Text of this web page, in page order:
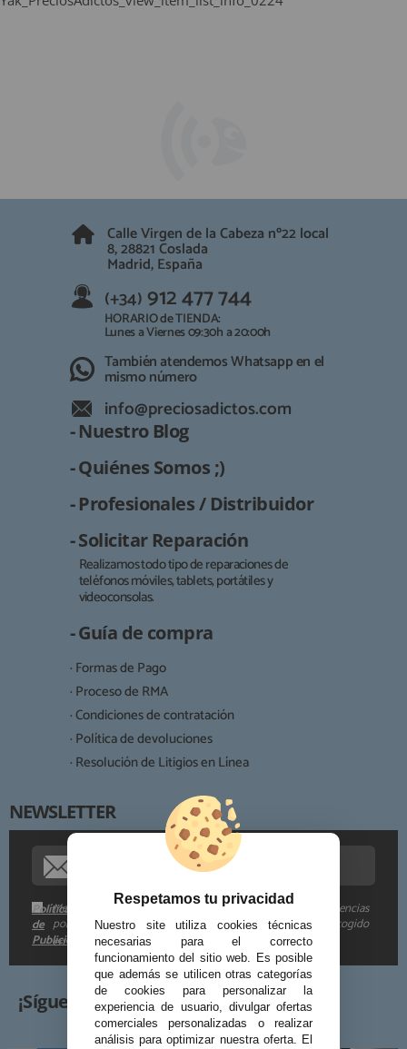
Calle Virgen de la Cabeza nº22 local
8, 28821 Coslada
Madrid, España
(+34) 912 477 744
HORARIO de TIENDA:
Lunes a Viernes 09:30h a 20:00h
También atendemos Whatsapp en el
mismo número
info@preciosadictos.com
- Nuestro Blog
- Quiénes Somos ;)
- Profesionales / Distribuidor
- Solicitar Reparación
Realizamos todo tipo de reparaciones de
teléfonos móviles, tablets, portátiles y
videoconsolas.
- Guía de compra
· Formas de Pago
· Proceso de RMA
· Condiciones de contratación
· Política de devoluciones
· Resolución de Litigios en Línea
NEWSLETTER
Me gustaría recibir descuentos exclusivos, novedades y tendencias
por e-mail. Puedo darme de baja cuando quiera según lo recogido
en la
Política
de
Publicidad
Responsable:
Finalidad:
Destinatarios:
Derechos:
Procedencia de los datos:
Información adicional:
¡Síguenos!
Respetamos tu privacidad
Nuestro site utiliza cookies técnicas
necesarias para el correcto
funcionamiento del sitio web. Es posible
que además se utilicen otras categorías
de cookies para personalizar la
experiencia de usuario, divulgar ofertas
comerciales personalizadas o realizar
análisis para optimizar nuestra oferta. El